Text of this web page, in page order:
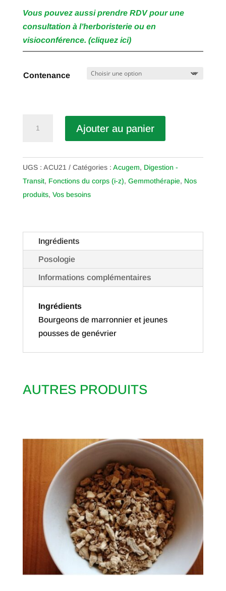
Vous pouvez aussi prendre RDV pour une
consultation à l’herboristerie ou en
visioconférence. (cliquez ici)
Contenance
Ajouter au panier
UGS : ACU21 Catégories : Acugem, Digestion -
Transit, Fonctions du corps (i-z), Gemmothérapie, Nos
produits, Vos besoins
Ingrédients
Posologie
Informations complémentaires
Ingrédients
Bourgeons de marronnier et jeunes
pousses de genévrier
AUTRES PRODUITS